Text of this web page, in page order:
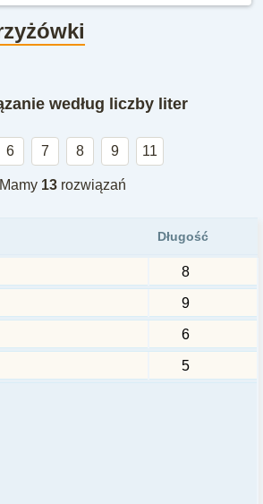
według liczby liter
6 7 8 9 11
Mamy 13 rozwiązań
Długość
8
9
6
5